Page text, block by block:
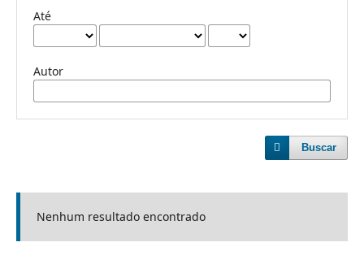
Até
Autor
Buscar
Nenhum resultado encontrado